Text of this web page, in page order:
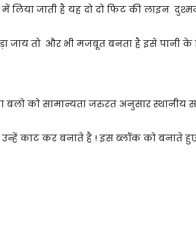
लिया जाती है यह दो दो फिट की लाइन
तो और भी मजबूत बनता है इसे पानी के
बलो को सामान्यता जरुरत अनुसार स्थानीय
काट कर बनाते है ! इस ब्लॉक को बनाते